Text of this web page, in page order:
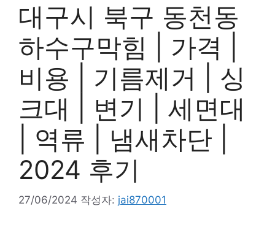
대구시 북구 동천동
하수구막힘 | 가격 |
비용 | 기름제거 | 싱
크대 | 변기 | 세면대
| 역류 | 냄새차단 |
2024 후기
27/06/2024 작성자: jai870001